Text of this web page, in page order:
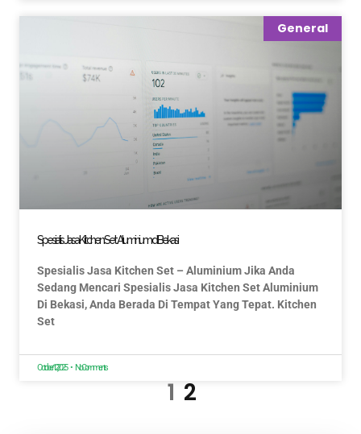
General
Spesialis Jasa Kitchen Set Aluminium di Bekasi
Spesialis Jasa Kitchen Set – Aluminium Jika Anda
Sedang Mencari Spesialis Jasa Kitchen Set Aluminium
Di Bekasi, Anda Berada Di Tempat Yang Tepat. Kitchen
Set
October 12, 2025 No Comments
1 2